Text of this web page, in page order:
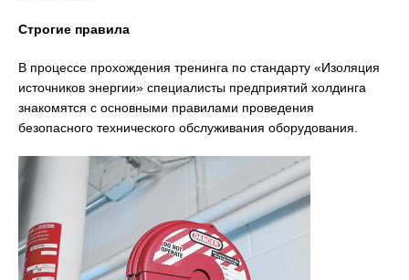
Строгие правила
В процессе прохождения тренинга по стандарту «Изоляция
источников энергии» специалисты предприятий холдинга
знакомятся с основными правилами проведения
безопасного технического обслуживания оборудования.